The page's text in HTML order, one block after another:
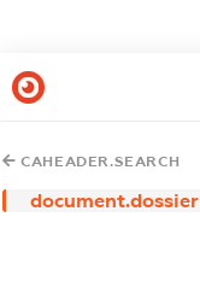
CAHEADER.SEARCH
document.dossier